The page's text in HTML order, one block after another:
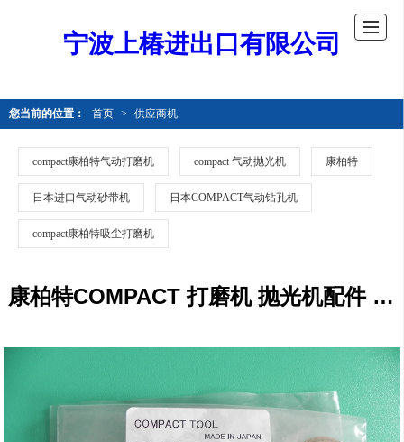
宁波上椿进出口有限公司
您当前的位置： 首页 > 供应商机
compact康柏特气动打磨机 compact 气动抛光机 康柏特
日本进口气动砂带机 日本COMPACT气动钻孔机
compact康柏特吸尘打磨机
康柏特COMPACT 打磨机 抛光机配件 715A2